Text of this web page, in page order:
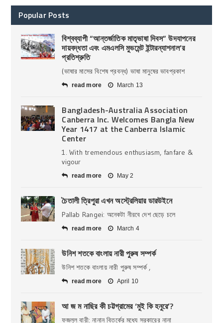
Popular Posts
বিশ্বব্যাপী “আন্তর্জাতিক মাতৃভাষা দিবস” উদযাপনের
দায়বদ্ধতা এবং এমএলসি মুভমেন্ট ইন্টারন্যাশনাল’র
প্রতিশ্রুতি
(ভাষার মাসের বিশেষ প্রবন্ধ) ভাষা মানুষের ভাবপ্রকাশ
read more March 13
Bangladesh-Australia Association
Canberra Inc. Welcomes Bangla New
Year 1417 at the Canberra Islamic
Center
1. With tremendous enthusiasm, fanfare &
vigour
read more May 2
চৈতালী ত্রিপুরা এখন অস্ট্রেলিয়ার ডারউইনে
Pallab Rangei: অনেকটা নীরবে দেশ ছেড়ে চলে
read more March 4
উনিশ শতকে বাংলায় নারী পুরুষ সম্পর্ক
উনিশ শতকে বাংলায় নারী পুরুষ সম্পর্ক ,
read more April 10
আ জ ম নাছির কী চট্টগ্রামের ‘মুই কি হনুরে’?
ফজলুল বারী: নানান বিতর্কের মধ্যে সরকারের নানা